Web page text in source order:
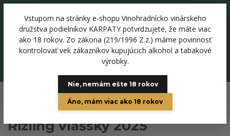
Vstupom na stránky e-shopu Vinohradnícko vinárskeho
družstva podielnikov KARPATY potvrdzujete, že máte viac
ako 18 rokov. Zo zákona (219/1996 Z.z.) máme povinnosť
kontrolovať vek zákazníkov kupujúcich alkohol a tabakové
výrobky.
Nie, nemám ešte 18 rokov
Áno, mám viac ako 18 rokov
0 €
Rizling vlašský 2025
Rizling vlašský 2025